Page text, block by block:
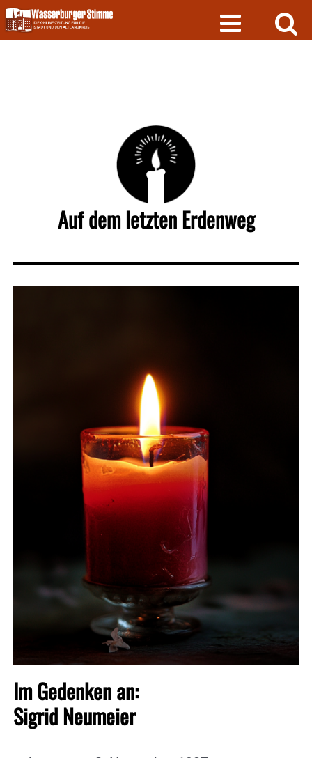
Skip
to
content
Auf dem letzten Erdenweg
Im Gedenken an:
Sigrid Neumeier